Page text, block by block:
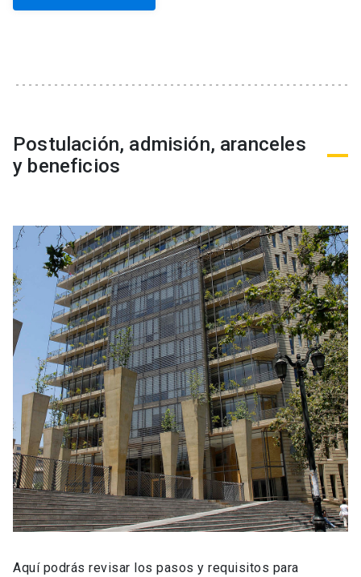
Postulación, admisión, aranceles
y beneficios
Aquí podrás revisar los pasos y requisitos para